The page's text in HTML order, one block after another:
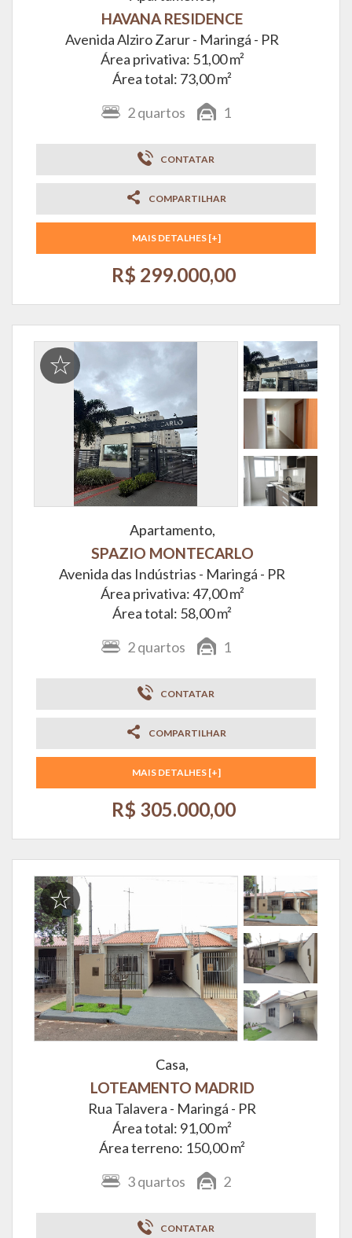
HAVANA RESIDENCE
Avenida Alziro Zarur - Maringá - PR
Área privativa: 51,00 m²
Área total: 73,00 m²
2quartos 1
CONTATAR
COMPARTILHAR
MAIS DETALHES [+]
R$ 299.000,00
Apartamento,
SPAZIO MONTECARLO
Avenida das Indústrias - Maringá - PR
Área privativa: 47,00 m²
Área total: 58,00 m²
2quartos 1
CONTATAR
COMPARTILHAR
MAIS DETALHES [+]
R$ 305.000,00
Casa,
LOTEAMENTO MADRID
Rua Talavera - Maringá - PR
Área total: 91,00 m²
Área terreno: 150,00 m²
3quartos 2
CONTATAR